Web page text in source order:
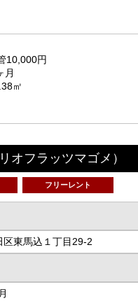
10,000円
月
㎡
オフラッツマゴメ）
フリーレント
区東馬込１丁目29-2